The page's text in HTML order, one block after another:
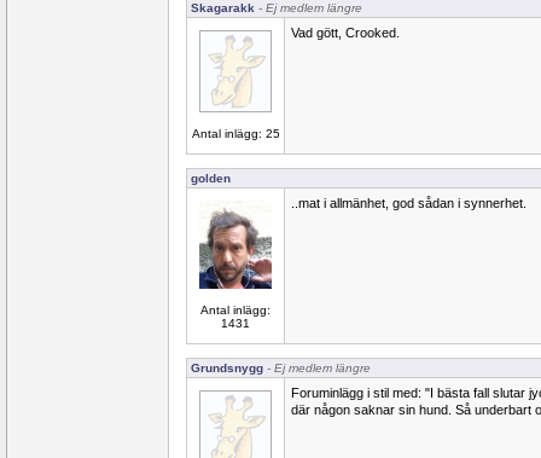
Skagarakk - Ej medlem längre
Antal inlägg: 25
Vad gött, Crooked.
golden
Antal inlägg:
1431
..mat i allmänhet, god sådan i synnerhet.
Grundsnygg - Ej medlem längre
Foruminlägg i stil med: "I bästa fall slutar
där någon saknar sin hund. Så underbart